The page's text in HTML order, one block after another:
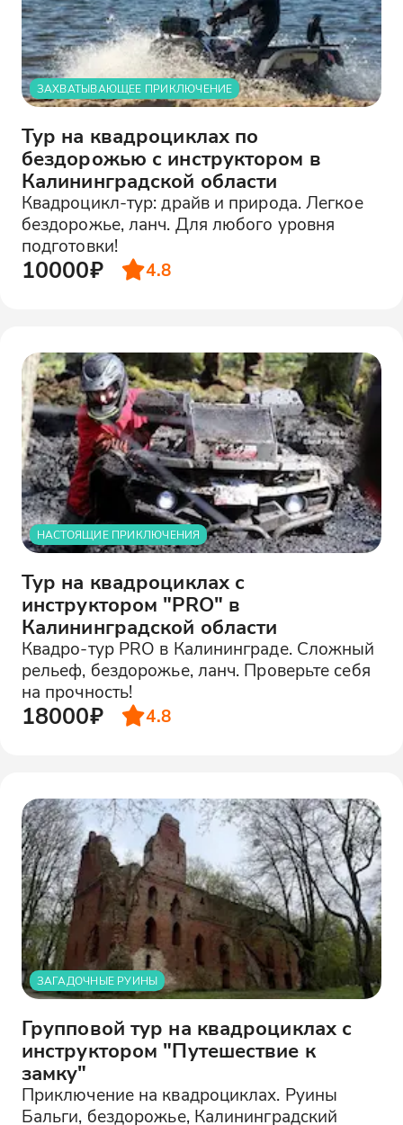
ЗАХВАТЫВАЮЩЕЕ ПРИКЛЮЧЕНИЕ
Тур на квадроциклах по
бездорожью с инструктором в
Калининградской области
Квадроцикл-тур: драйв и природа. Легкое
бездорожье, ланч. Для любого уровня
подготовки!
10000₽ 4.8
НАСТОЯЩИЕ ПРИКЛЮЧЕНИЯ
Тур на квадроциклах с
инструктором "PRO" в
Калининградской области
Квадро-тур PRO в Калининграде. Сложный
рельеф, бездорожье, ланч. Проверьте себя
на прочность!
18000₽ 4.8
ЗАГАДОЧНЫЕ РУИНЫ
Групповой тур на квадроциклах с
инструктором "Путешествие к
замку"
Приключение на квадроциклах. Руины
Бальги, бездорожье, Калининградский